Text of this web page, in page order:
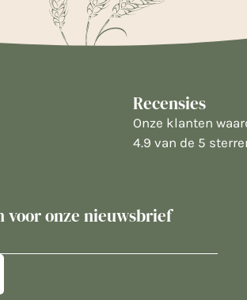
Recensies
Onze klanten
4.9 van de 5
voor onze nieuwsbrief